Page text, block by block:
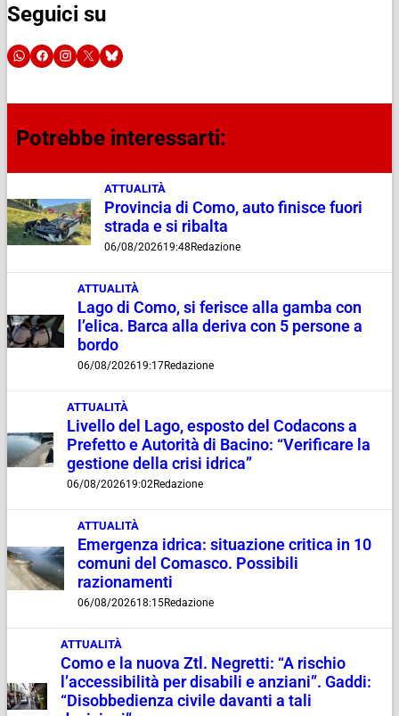
Seguici su
Potrebbe interessarti:
ATTUALITÀ
Provincia di Como, auto finisce fuori
strada e si ribalta
06/08/202619:48Redazione
ATTUALITÀ
Lago di Como, si ferisce alla gamba con
l’elica. Barca alla deriva con 5 persone a
bordo
06/08/202619:17Redazione
ATTUALITÀ
Livello del Lago, esposto del Codacons a
Prefetto e Autorità di Bacino: “Verificare la
gestione della crisi idrica”
06/08/202619:02Redazione
ATTUALITÀ
Emergenza idrica: situazione critica in 10
comuni del Comasco. Possibili
razionamenti
06/08/202618:15Redazione
ATTUALITÀ
Como e la nuova Ztl. Negretti: “A rischio
l’accessibilità per disabili e anziani”. Gaddi:
“Disobbedienza civile davanti a tali